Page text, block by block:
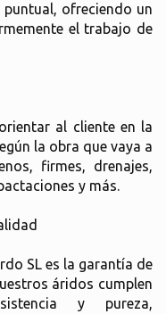
ofreciendo un
el trabajo de
al cliente en la
la obra que vaya a
firmes, drenajes,
y más.
SL es la garantía de
áridos cumplen
y pureza,